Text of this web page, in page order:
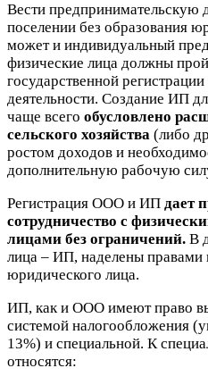
Вести предпринимательскую
поселении без образования
может и индивидуальный
физические лица должны
государственной
деятельности. Создание ИП
чаще всего обусловлено
сельского хозяйства (либо
ростом доходов и
дополнительную рабочую
Регистрация ООО и ИП дает
сотрудничество с
лицами без ограничений. В
лица – ИП, наделены правами
юридического лица.
ИП, как и ООО имеют право
системой налогообложения
13%) и специальной. К
относятся: